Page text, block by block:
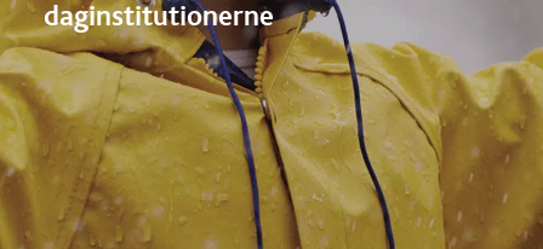
SUPPORT
SERVICES
OM OS
VIDEN
daginstitutionerne